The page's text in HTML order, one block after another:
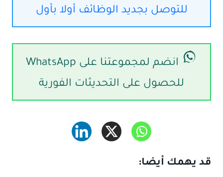
للتوصل بجديد الوظائف أولا بأول
انضم لمجموعتنا على WhatsApp
للحصول على التحديثات الفورية
قد يهمك أيضا: